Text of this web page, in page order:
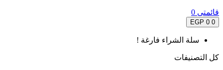
قائمتى 0
0
0 EGP
سلة الشراء فارغة !
كل التصنيفات